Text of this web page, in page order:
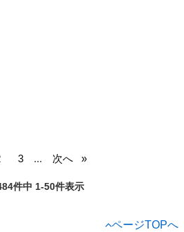
3 ... 次へ
件中 1-50件表示
ページTOPへ